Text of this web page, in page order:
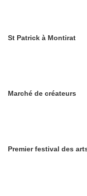
St Patrick à Montirat
Marché de créateurs
Premier festival des